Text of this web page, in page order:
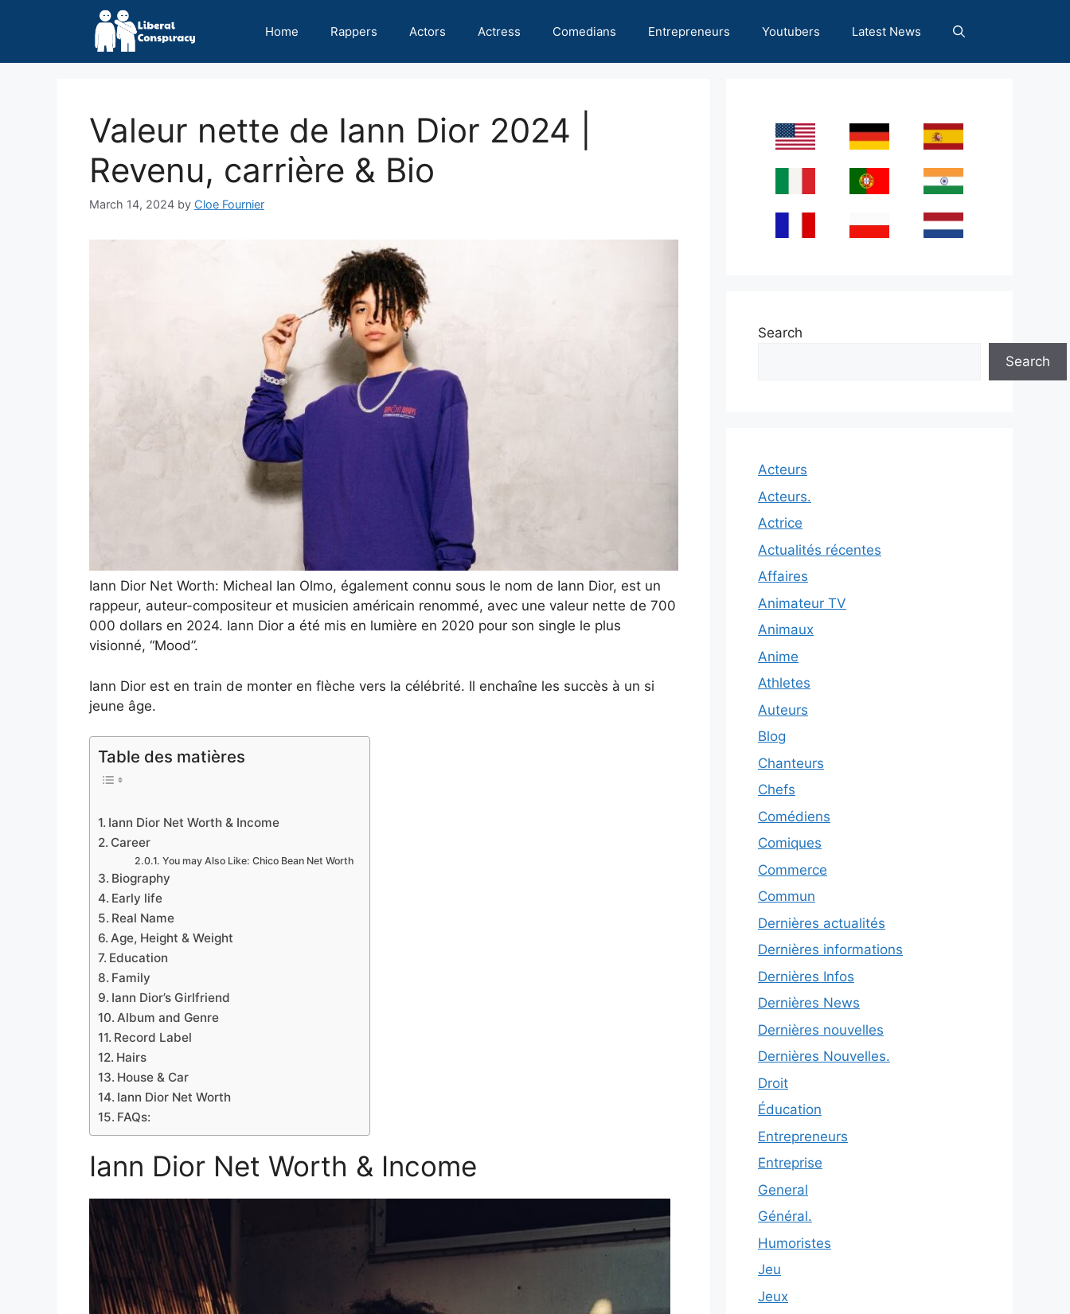
Home Rappers Actors Actress Comedians Entrepreneurs Youtubers Latest News
Valeur nette de Iann Dior 2024 |
Revenu, carrière & Bio
March 14, 2024 by Cloe Fournier
Iann Dior Net Worth: Micheal Ian Olmo, également connu sous le nom de Iann Dior, est un
rappeur, auteur-compositeur et musicien américain renommé, avec une valeur nette de 700
000 dollars en 2024. Iann Dior a été mis en lumière en 2020 pour son single le plus
visionné, “Mood”.
Iann Dior est en train de monter en flèche vers la célébrité. Il enchaîne les succès à un si
jeune âge.
Table des matières
Iann Dior Net Worth & Income
Career
You may Also Like: Chico Bean Net Worth
Biography
Early life
Real Name
Age, Height & Weight
Education
Family
Iann Dior’s Girlfriend
Album and Genre
Record Label
Hairs
House & Car
Iann Dior Net Worth
FAQs:
Iann Dior Net Worth & Income
Search
Search
Acteurs
Acteurs.
Actrice
Actualités récentes
Affaires
Animateur TV
Animaux
Anime
Athletes
Auteurs
Blog
Chanteurs
Chefs
Comédiens
Comiques
Commerce
Commun
Dernières actualités
Dernières informations
Dernières Infos
Dernières News
Dernières nouvelles
Dernières Nouvelles.
Droit
Éducation
Entrepreneurs
Entreprise
General
Général.
Humoristes
Jeu
Jeux